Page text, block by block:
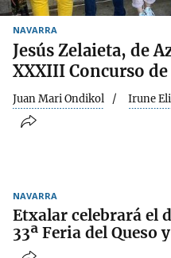
NAVARRA
Jesús Zelaieta, de
XXXIII Concurso
Juan Mari Ondikol Irune
NAVARRA
Etxalar celebrará el
33ª Feria del Queso